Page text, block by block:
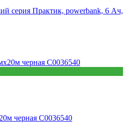
серия Практик, powerbank, 6 Ач,
черная C0036540